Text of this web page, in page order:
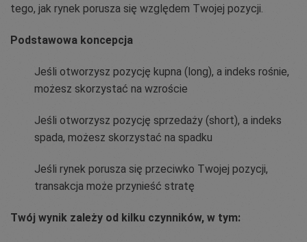
tego, jak rynek porusza się względem Twojej pozycji.
Podstawowa koncepcja
Jeśli otworzysz pozycję kupna (long), a indeks rośnie,
możesz skorzystać na wzroście
Jeśli otworzysz pozycję sprzedaży (short), a indeks
spada, możesz skorzystać na spadku
Jeśli rynek porusza się przeciwko Twojej pozycji,
transakcja może przynieść stratę
Twój wynik zależy od kilku czynników, w tym: